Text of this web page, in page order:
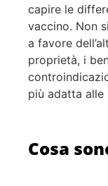
capire le
vaccino. Non
a favore
proprietà, i
più adatta alle
Cosa